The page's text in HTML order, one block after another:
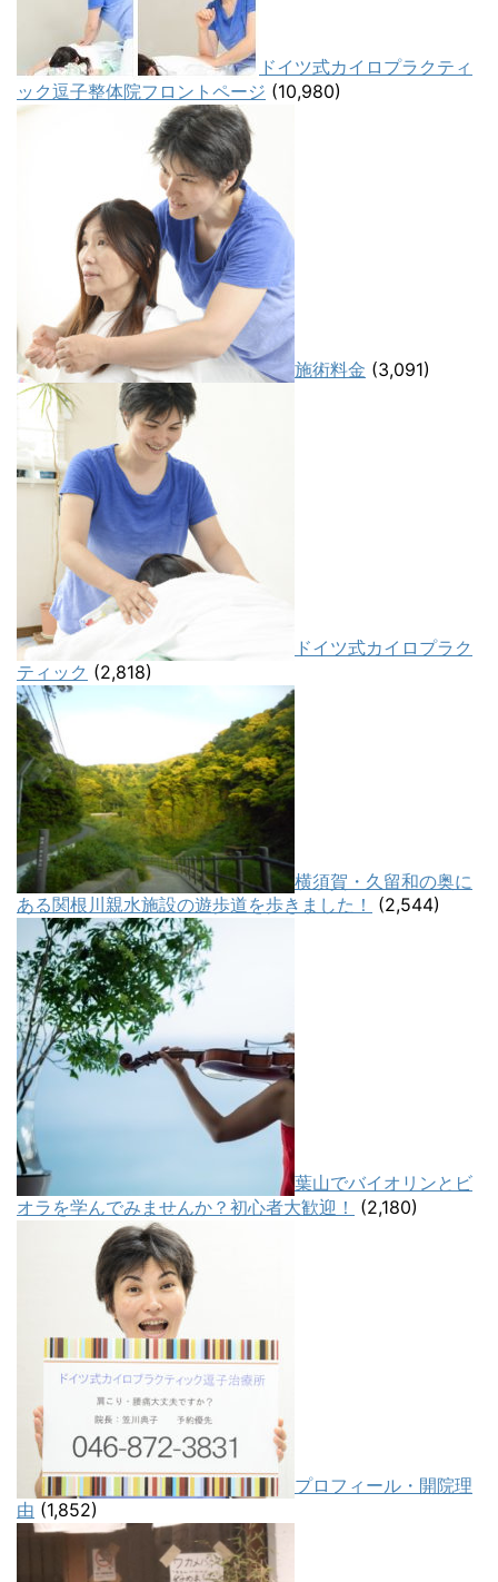
ドイツ式カイロプラクティ
ック逗子整体院フロントページ (10,980)
施術料金 (3,091)
ドイツ式カイロプラク
ティック (2,818)
横須賀・久留和の奥に
ある関根川親水施設の遊歩道を歩きました！
(2,544)
葉山でバイオリンとビ
オラを学んでみませんか？初心者大歓迎！
(2,180)
プロフィール・開院理
由 (1,852)